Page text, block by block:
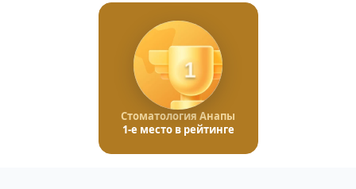
1
Стоматология Анапы
1-е место в рейтинге